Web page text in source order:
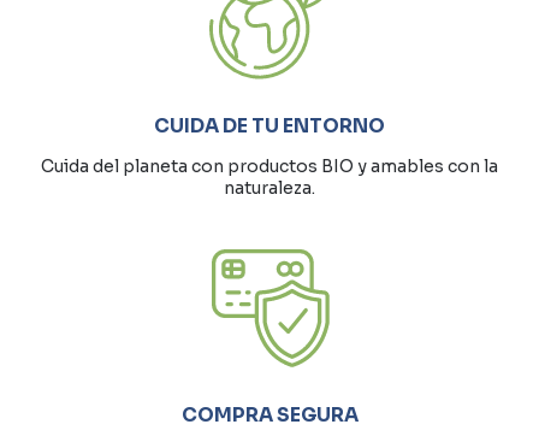
CUIDA DE TU ENTORNO
Cuida del planeta con productos BIO y amables con la
naturaleza.
COMPRA SEGURA